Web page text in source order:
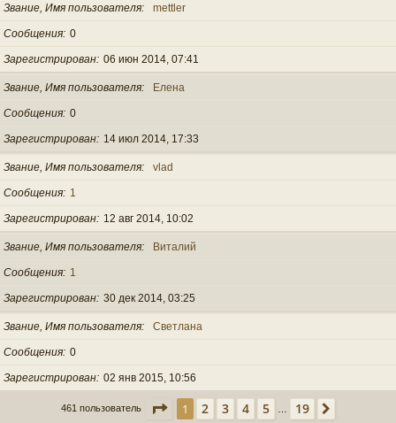
Звание, Имя пользователя mettler
Сообщения 0
Зарегистрирован 06 июн 2014, 07:41
Звание, Имя пользователя Елена
Сообщения 0
Зарегистрирован 14 июл 2014, 17:33
Звание, Имя пользователя vlad
Сообщения 1
Зарегистрирован 12 авг 2014, 10:02
Звание, Имя пользователя Виталий
Сообщения 1
Зарегистрирован 30 дек 2014, 03:25
Звание, Имя пользователя Светлана
Сообщения 0
Зарегистрирован 02 янв 2015, 10:56
461 пользователь Страница из 19
1 2 3 4 5 19